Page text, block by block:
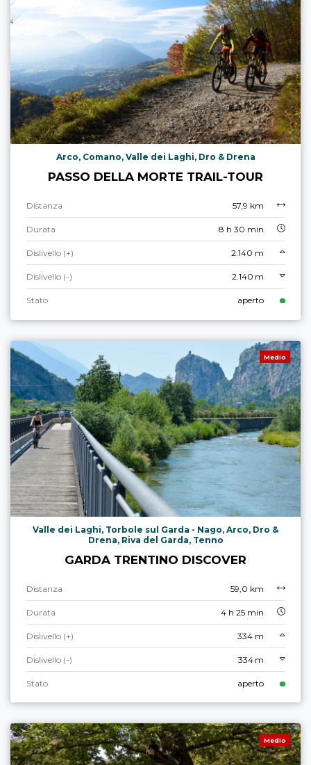
Arco, Comano, Valle dei Laghi, Dro & Drena
PASSO DELLA MORTE TRAIL-TOUR
Distanza 57,9 km
Durata 8 h 30 min
Dislivello (+) 2.140 m
Dislivello (-) 2.140 m
Stato aperto
Medio
Valle dei Laghi, Torbole sul Garda - Nago, Arco, Dro &
Drena, Riva del Garda, Tenno
GARDA TRENTINO DISCOVER
Distanza 59,0 km
Durata 4 h 25 min
Dislivello (+) 334 m
Dislivello (-) 334 m
Stato aperto
Medio